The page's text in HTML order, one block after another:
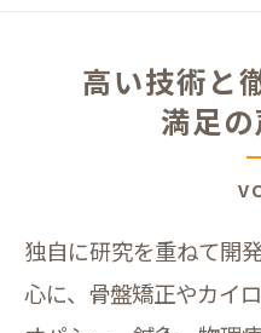
高い技術と
満足
独自に研究を重ねて開
心に、骨盤矯正やカイ